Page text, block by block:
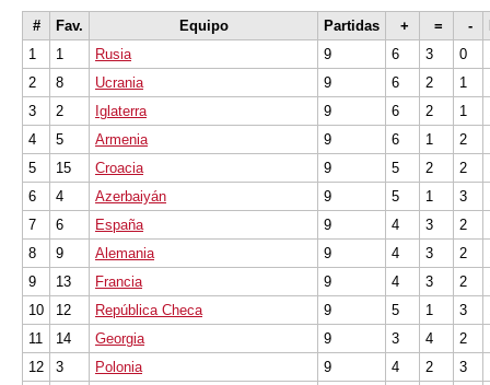
# Fav. Equipo Partidas + = -
1
1 Rusia 9 6 3 0
2
8 Ucrania 9 6 2 1
3
2 Iglaterra 9 6 2 1
4
5 Armenia 9 6 1 2
5
15 Croacia 9 5 2 2
6
4 Azerbaiyán 9 5 1 3
7
6 España 9 4 3 2
8
9 Alemania 9 4 3 2
9
13 Francia 9 4 3 2
10
12 República Checa 9 5 1 3
11
14 Georgia 9 3 4 2
12
3 Polonia 9 4 2 3